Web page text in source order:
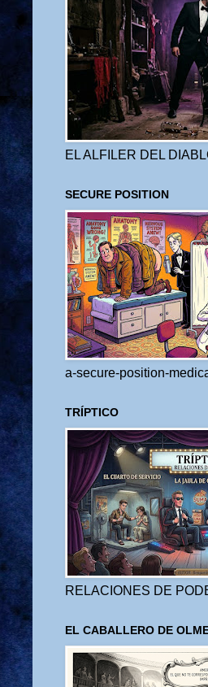
EL ALFILER DEL
SECURE POSITION
a-secure-position-
TRÍPTICO
RELACIONES DE
EL CABALLERO DE